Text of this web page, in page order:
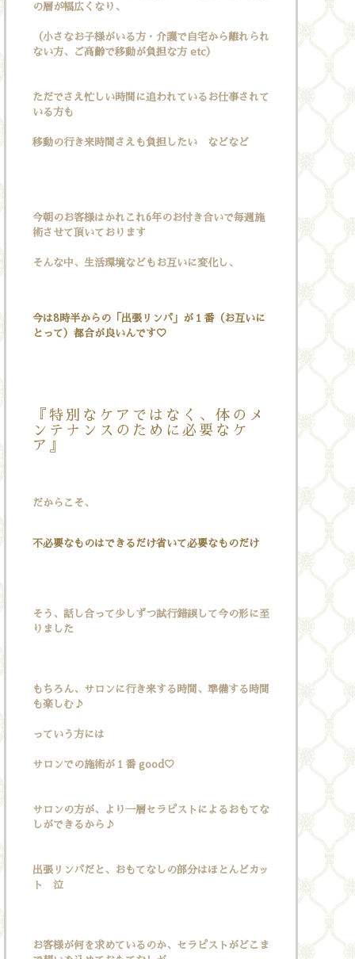
の層が幅広くなり、
（小さなお子様がいる方・介護で自宅から離れられ
ない方、ご高齢で移動が負担な方 etc）
ただでさえ忙しい時間に追われているお仕事されて
いる方も
移動の行き来時間さえも負担したい などなど
今朝のお客様はかれこれ6年のお付き合いで毎週施
術させて頂いております
そんな中、生活環境などもお互いに変化し、
今は8時半からの「出張リンパ」が１番（お互いに
とって）都合が良いんです♡
『特別なケアではなく、体のメ
ンテナンスのために必要なケ
ア』
だからこそ、
不必要なものはできるだけ省いて必要なものだけ
そう、話し合って少しずつ試行錯誤して今の形に至
りました
もちろん、サロンに行き来する時間、準備する時間
も楽しむ♪
っていう方には
サロンでの施術が１番 good♡
サロンの方が、より一層セラピストによるおもてな
しができるから♪
出張リンパだと、おもてなしの部分はほとんどカッ
ト 泣
お客様が何を求めているのか、セラピストがどこま